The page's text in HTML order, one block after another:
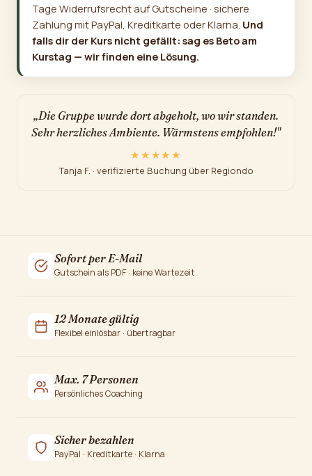
Tage Widerrufsrecht auf Gutscheine · sichere
Zahlung mit PayPal, Kreditkarte oder Klarna. Und
falls dir der Kurs nicht gefällt: sag es Beto am
Kurstag — wir finden eine Lösung.
„Die Gruppe wurde dort abgeholt, wo wir standen.
Sehr herzliches Ambiente. Wärmstens empfohlen!"
★★★★★
Tanja F. · verifizierte Buchung über Regiondo
Sofort per E-Mail
Gutschein als PDF · keine Wartezeit
12 Monate gültig
Flexibel einlösbar · übertragbar
Max. 7 Personen
Persönliches Coaching
Sicher bezahlen
PayPal · Kreditkarte · Klarna